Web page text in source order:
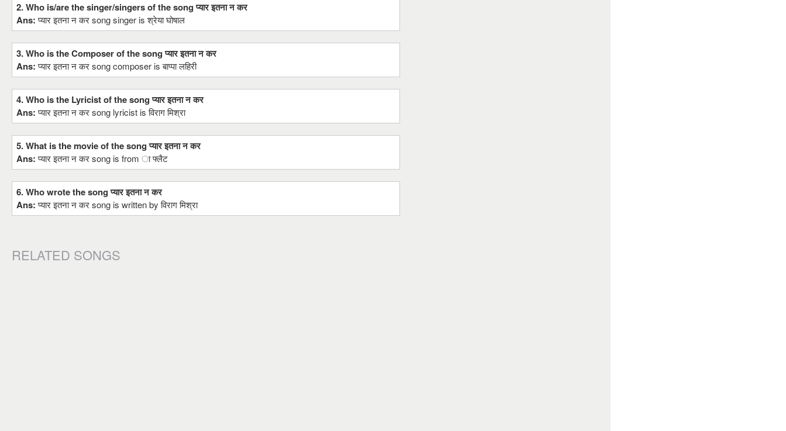
2. Who is/are the singer/singers of the song प्यार इतना न कर
Ans:प्यार इतना न कर song singer is श्रेया घोषाल
3. Who is the Composer of the song प्यार इतना न कर
Ans:प्यार इतना न कर song composer is बाप्पा लहिरी
4. Who is the Lyricist of the song प्यार इतना न कर
Ans:प्यार इतना न कर song lyricist is विराग मिश्रा
5. What is the movie of the song प्यार इतना न कर
Ans:प्यार इतना न कर song is from ा फ्लैट
6. Who wrote the song प्यार इतना न कर
Ans:प्यार इतना न कर song is written by विराग मिश्रा
RELATED SONGS